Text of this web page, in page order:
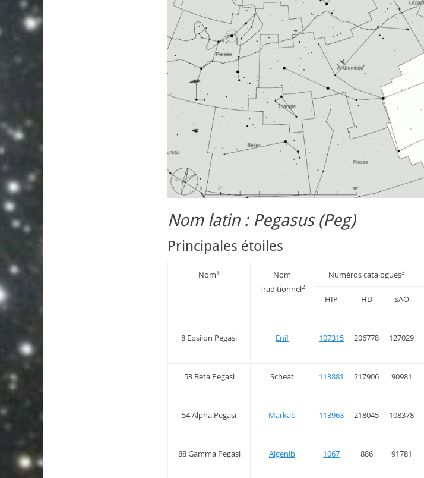
Nom latin : Pegasus (Peg)
Principales étoiles
Nom1
Nom
Traditionnel2
Numéros catalogues3
HIP HD SAO
8 Epsilon Pegasi Enif 107315 206778 127029
53 Beta Pegasi Scheat 113881 217906 90981
54 Alpha Pegasi Markab 113963 218045 108378
88 Gamma Pegasi Algenib 1067 886 91781